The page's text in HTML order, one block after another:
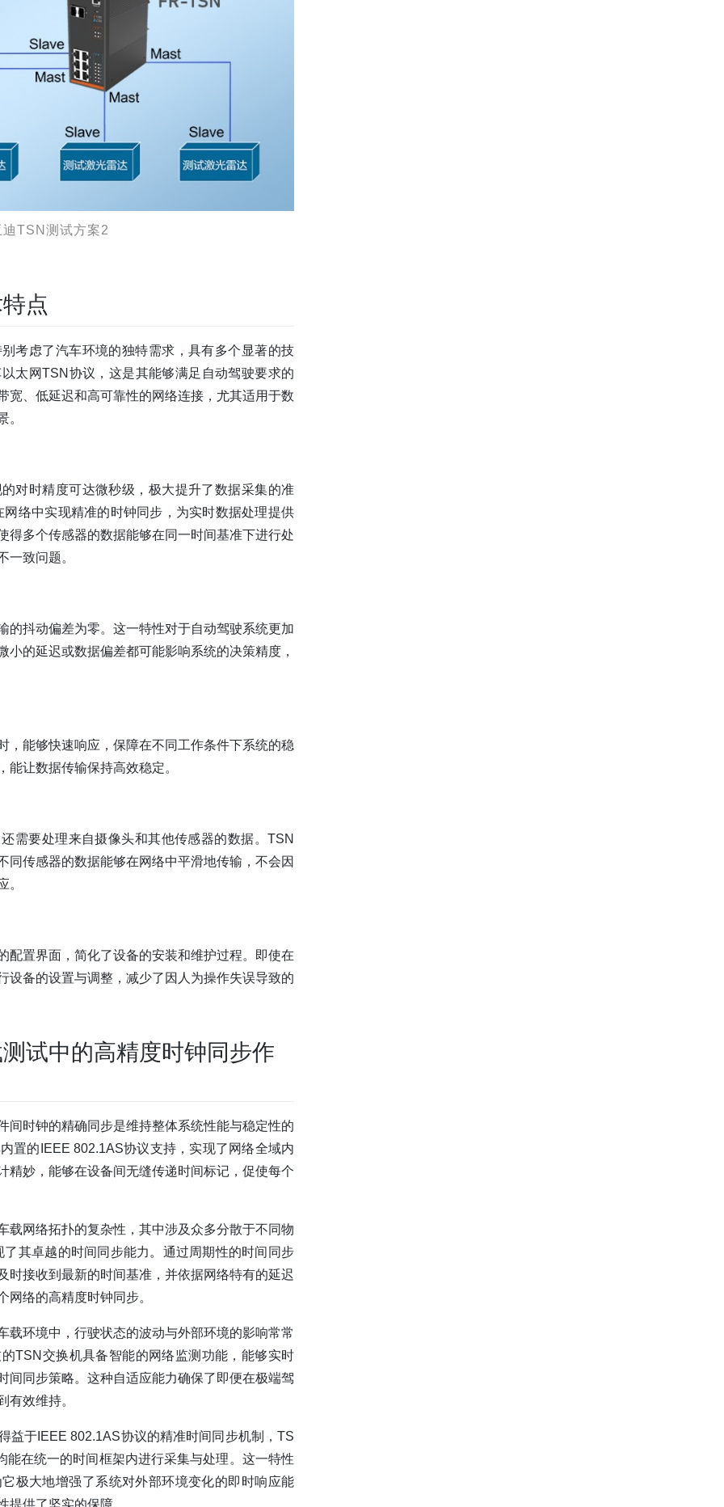
TSN测试方案2
点
考虑了汽车环境的独特需求，具有多个显著的技
太网TSN协议，这是其能够满足自动驾驶要求的
宽、低延迟和高可靠性的网络连接，尤其适用于数
。
对时精度可达微秒级，极大提升了数据采集的准
络中实现精准的时钟同步，为实时数据处理提供
得多个传感器的数据能够在同一时间基准下进行处
一致问题。
的抖动偏差为零。这一特性对于自动驾驶系统更加
的延迟或数据偏差都可能影响系统的决策精度，
，能够快速响应，保障在不同工作条件下系统的稳
让数据传输保持高效稳定。
需要处理来自摄像头和其他传感器的数据。TSN
同传感器的数据能够在网络中平滑地传输，不会因
。
配置界面，简化了设备的安装和维护过程。即使在
设备的设置与调整，减少了因人为操作失误导致的
试中的高精度时钟同步作
间时钟的精确同步是维持整体系统性能与稳定性的
置的IEEE 802.1AS协议支持，实现了网络全域内
精妙，能够在设备间无缝传递时间标记，促使每个
载网络拓扑的复杂性，其中涉及众多分散于不同物
其卓越的时间同步能力。通过周期性的时间同步
时接收到最新的时间基准，并依据网络特有的延迟
网络的高精度时钟同步。
载环境中，行驶状态的波动与外部环境的影响常常
TSN交换机具备智能的网络监测功能，能够实时
间同步策略。这种自适应能力确保了即便在极端驾
有效维持。
益于IEEE 802.1AS协议的精准时间同步机制，TS
在统一的时间框架内进行采集与处理。这一特性
极大地增强了系统对外部环境变化的即时响应能